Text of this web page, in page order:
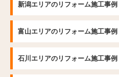
新潟エリアのリフォーム施工事例
富山エリアのリフォーム施工事例
石川エリアのリフォーム施工事例